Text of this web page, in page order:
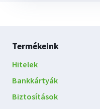
Lábléc
navigáció
Termékeink
Hitelek
Bankkártyák
Biztosítások